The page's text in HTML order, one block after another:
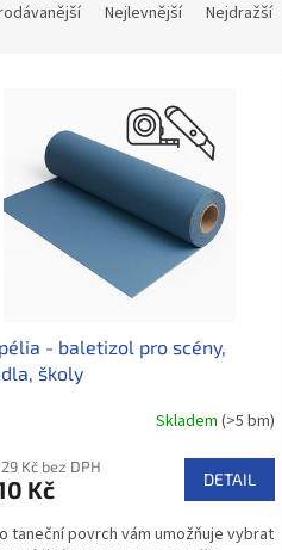
Nejlevnější Nejdražší
- baletizol pro scény,
školy
Skladem (>5 bm)
Kč bez DPH
Kč DETAIL
taneční povrch vám umožňuje vybrat